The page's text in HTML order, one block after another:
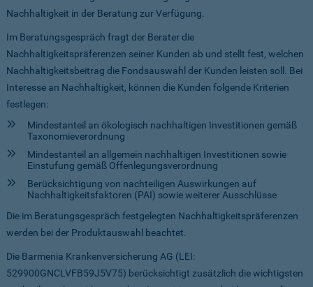
Nachhaltigkeit in der Beratung zur Verfügung.
Im Beratungsgespräch fragt der Berater die
Nachhaltigkeitspräferenzen seiner Kunden ab und stellt fest, welchen
Nachhaltigkeitsbeitrag die Fondsauswahl der Kunden leisten soll. Bei
Interesse an Nachhaltigkeit, können die Kunden folgende Kriterien
festlegen:
Mindestanteil an ökologisch nachhaltigen Investitionen gemäß
Taxonomieverordnung
Mindestanteil an allgemein nachhaltigen Investitionen sowie
Einstufung gemäß Offenlegungsverordnung
Berücksichtigung von nachteiligen Auswirkungen auf
Nachhaltigkeitsfaktoren (PAI) sowie weiterer Ausschlüsse
Die im Beratungsgespräch festgelegten Nachhaltigkeitspräferenzen
werden bei der Produktauswahl beachtet.
Die Barmenia Krankenversicherung AG (LEI:
529900GNCLVFB59J5V75) berücksichtigt zusätzlich die wichtigsten